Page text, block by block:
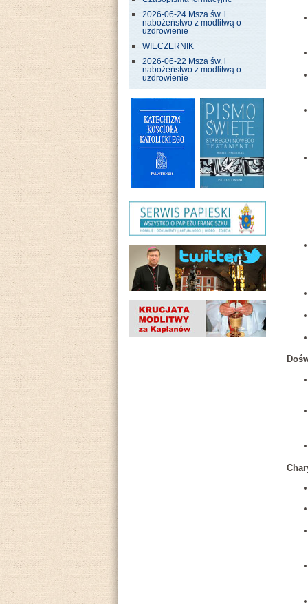
2026-06-24 Msza św. i
nabożeństwo z modlitwą o
uzdrowienie
WIECZERNIK
2026-06-22 Msza św. i
nabożeństwo z modlitwą o
uzdrowienie